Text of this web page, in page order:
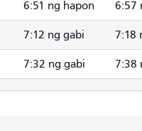
6:51 ng hapon 6:57
7:12 ng gabi 7:18
7:32 ng gabi 7:38